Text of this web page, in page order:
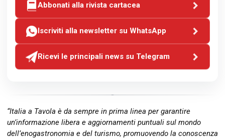
Abbonati alla rivista cartacea
Iscriviti alla newsletter su WhatsApp
Ricevi le principali news su Telegram
“Italia a Tavola è da sempre in prima linea per garantire
un’informazione libera e aggiornamenti puntuali sul mondo
dell’enogastronomia e del turismo, promuovendo la conoscenza